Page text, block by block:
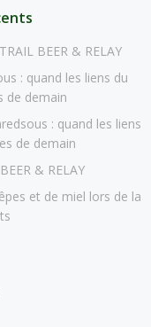
BEER & RELAY
: quand les liens du
de demain
: quand les liens
de demain
& RELAY
et de miel lors de la